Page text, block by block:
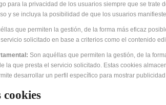
para la privacidad de los usuarios siempre que se
y se incluya la posibilidad de que los usuarios
que permiten la gestión, de la forma más eficaz
solicitado en base a criterios como el contenido
Son aquéllas que permiten la gestión, de la
la que presta el servicio solicitado. Estas cookies
desarrollar un perfil específico para mostrar
cookies